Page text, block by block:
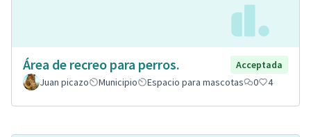
Área de recreo para perros.
Acceptada
Juan picazo
Municipio Espacio para mascotas 0 4